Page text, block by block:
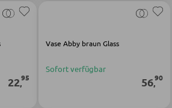
22,95
Vase Abby braun Glass
Sofort verfügbar
56,90